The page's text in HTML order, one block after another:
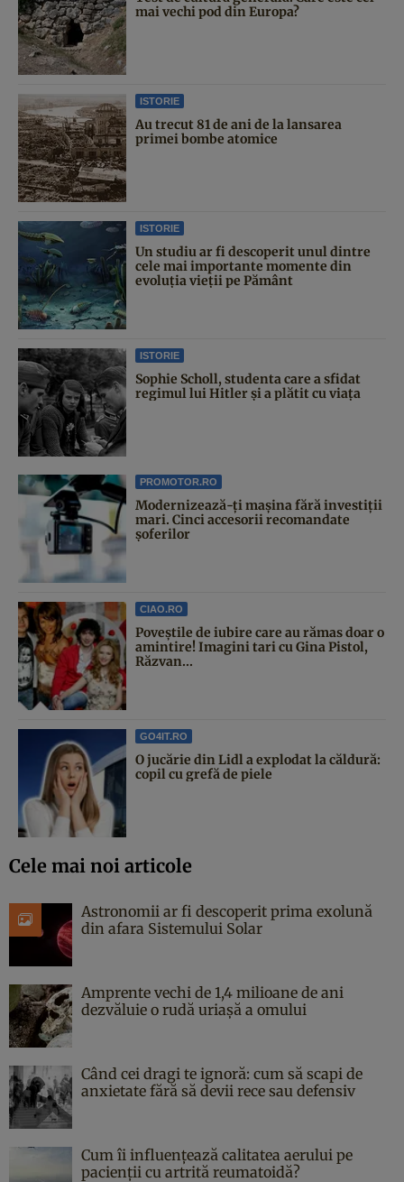
mai vechi pod din Europa?
ISTORIE
Au trecut 81 de ani de la lansarea
primei bombe atomice
ISTORIE
Un studiu ar fi descoperit unul dintre
cele mai importante momente din
evoluția vieții pe Pământ
ISTORIE
Sophie Scholl, studenta care a sfidat
regimul lui Hitler și a plătit cu viața
PROMOTOR.RO
Modernizează-ți mașina fără investiții
mari. Cinci accesorii recomandate
șoferilor
CIAO.RO
Poveştile de iubire care au rămas doar o
amintire! Imagini tari cu Gina Pistol,
Răzvan...
GO4IT.RO
O jucărie din Lidl a explodat la căldură:
copil cu grefă de piele
Cele mai noi articole
Astronomii ar fi descoperit prima exolună
din afara Sistemului Solar
Amprente vechi de 1,4 milioane de ani
dezvăluie o rudă uriașă a omului
Când cei dragi te ignoră: cum să scapi de
anxietate fără să devii rece sau defensiv
Cum îi influențează calitatea aerului pe
pacienții cu artrită reumatoidă?